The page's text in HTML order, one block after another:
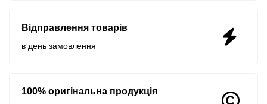
Відправлення товарів
в день замовлення
100% оригінальна продукція